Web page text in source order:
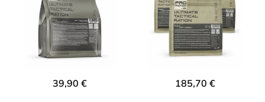
39,90€ 185,70 €